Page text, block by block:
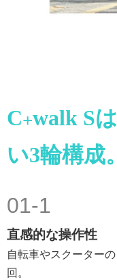
C+walk S
い3輪構成。
01-1
直感的な操作性
自転車やスクーター
回。